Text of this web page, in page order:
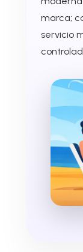
marca;
servicio